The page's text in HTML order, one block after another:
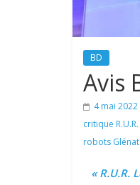
BD
Avis
4 mai 2022
critique
robots Glénat
« R.U.R.